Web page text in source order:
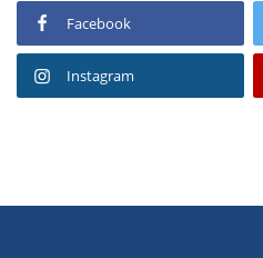
Facebook
Instagram